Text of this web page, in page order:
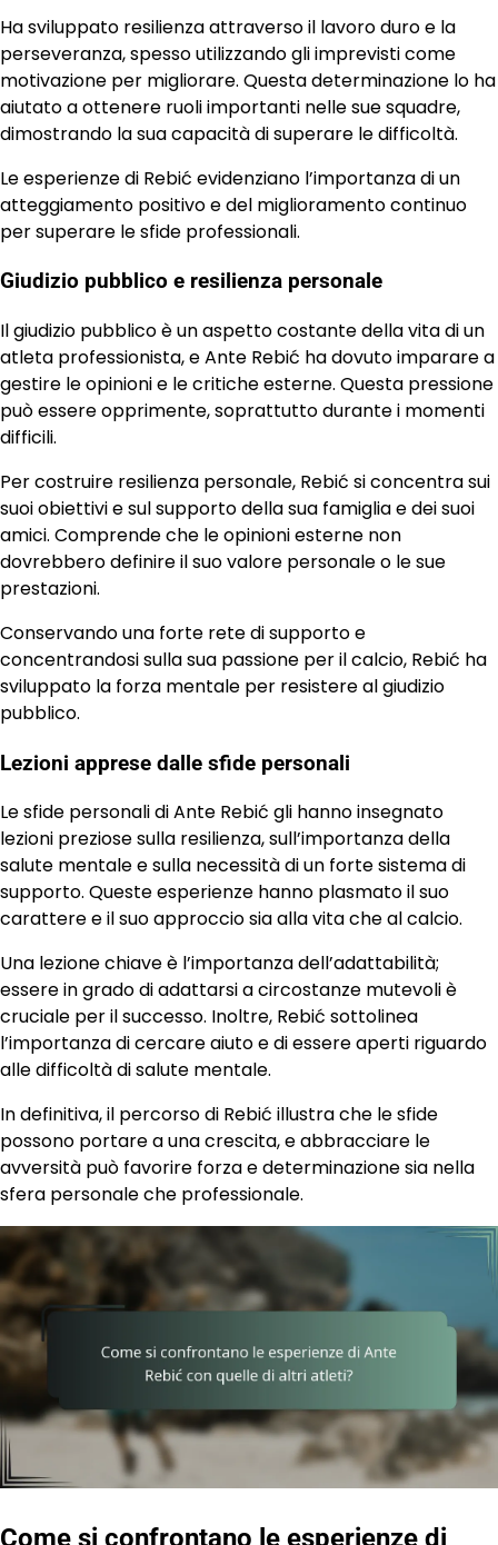
Ha sviluppato resilienza attraverso il lavoro duro e la
perseveranza, spesso utilizzando gli imprevisti come
motivazione per migliorare. Questa determinazione lo ha
aiutato a ottenere ruoli importanti nelle sue squadre,
dimostrando la sua capacità di superare le difficoltà.
Le esperienze di Rebić evidenziano l’importanza di un
atteggiamento positivo e del miglioramento continuo
per superare le sfide professionali.
Giudizio pubblico e resilienza personale
Il giudizio pubblico è un aspetto costante della vita di un
atleta professionista, e Ante Rebić ha dovuto imparare a
gestire le opinioni e le critiche esterne. Questa pressione
può essere opprimente, soprattutto durante i momenti
difficili.
Per costruire resilienza personale, Rebić si concentra sui
suoi obiettivi e sul supporto della sua famiglia e dei suoi
amici. Comprende che le opinioni esterne non
dovrebbero definire il suo valore personale o le sue
prestazioni.
Conservando una forte rete di supporto e
concentrandosi sulla sua passione per il calcio, Rebić ha
sviluppato la forza mentale per resistere al giudizio
pubblico.
Lezioni apprese dalle sfide personali
Le sfide personali di Ante Rebić gli hanno insegnato
lezioni preziose sulla resilienza, sull’importanza della
salute mentale e sulla necessità di un forte sistema di
supporto. Queste esperienze hanno plasmato il suo
carattere e il suo approccio sia alla vita che al calcio.
Una lezione chiave è l’importanza dell’adattabilità;
essere in grado di adattarsi a circostanze mutevoli è
cruciale per il successo. Inoltre, Rebić sottolinea
l’importanza di cercare aiuto e di essere aperti riguardo
alle difficoltà di salute mentale.
In definitiva, il percorso di Rebić illustra che le sfide
possono portare a una crescita, e abbracciare le
avversità può favorire forza e determinazione sia nella
sfera personale che professionale.
Come si confrontano le esperienze di